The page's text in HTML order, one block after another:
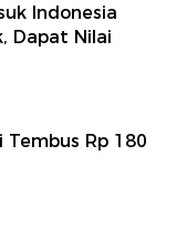
Indonesia
Dapat Nilai
Tembus Rp 180